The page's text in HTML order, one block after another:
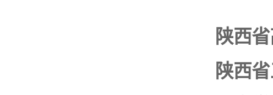
陕西
陕西